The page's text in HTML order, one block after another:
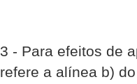
3 - Para efeitos de
refere a alínea b)